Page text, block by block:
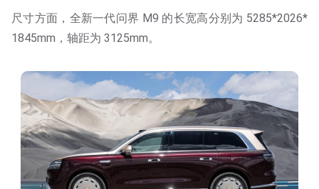
尺寸方面，全新一代问界 M9 的长宽高分别为 5285*2026*
1845mm，轴距为 3125mm。